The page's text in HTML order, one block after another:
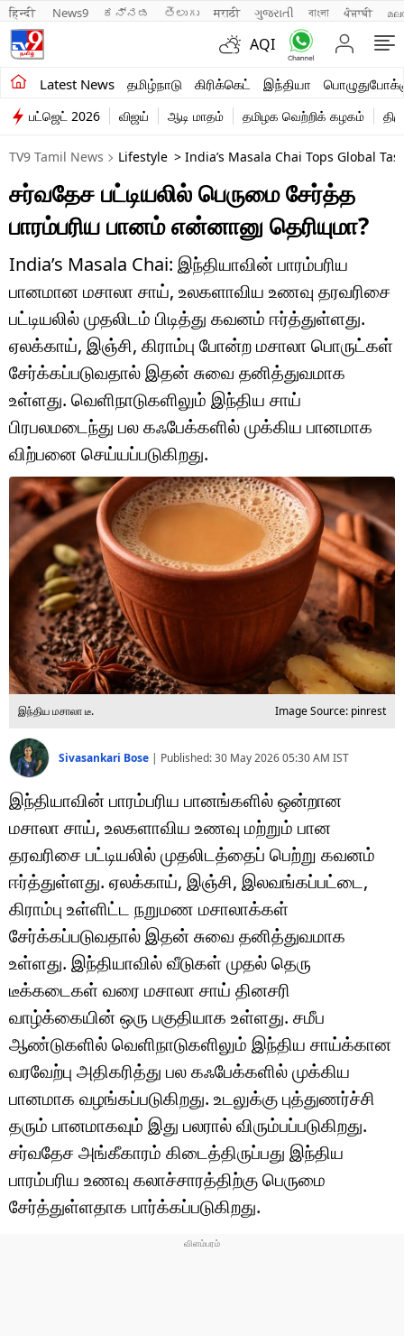
हिन्दी News9 ಕನ್ನಡ తెలుగు मराठी ગુજરાતી বাংলা ਪੰਜਾਬੀ
AQI
Latest News தமிழ்நாடு கிரிக்கெட் இந்தியா
சமீபத்திய செய்திகள்
தமிழ்நாடு
இந்தியா
உலகம்
விளையாட்டு
பொழுதுபோக்கு
லைஃப்ஸ்டைல்
வணிகம்
டெக்னாலஜி
ஆன்மீகம்
வைரல்
ஹெஃல்த்
ஷார்ட் வீடியோஸ்
வலை கதைகள்
போட்டோ கேலரி
பட்ஜெட் 2026 விஜய் ஆடி மாதம் தமிழக வெற்றிக் கழகம்
TV9 Tamil News Lifestyle > India’s Masala Chai Tops Global
சர்வதேச பட்டியலில் பெருமை சேர்த்த
பாரம்பரிய பானம் என்னானு தெரியுமா?
India’s Masala Chai: இந்தியாவின் பாரம்பரிய
பானமான மசாலா சாய், உலகளாவிய உணவு தரவரிசை
பட்டியலில் முதலிடம் பிடித்து கவனம் ஈர்த்துள்ளது.
ஏலக்காய், இஞ்சி, கிராம்பு போன்ற மசாலா பொருட்கள்
சேர்க்கப்படுவதால் இதன் சுவை தனித்துவமாக
உள்ளது. வெளிநாடுகளிலும் இந்திய சாய்
பிரபலமடைந்து பல கஃபேக்களில் முக்கிய பானமாக
விற்பனை செய்யப்படுகிறது.
இந்திய மசாலா டீ. Image Source: pinrest
Sivasankari Bose | Published:30 May 2026 05:30 AM IST
இந்தியாவின் பாரம்பரிய பானங்களில் ஒன்றான
மசாலா சாய், உலகளாவிய உணவு மற்றும் பான
தரவரிசை பட்டியலில் முதலிடத்தைப் பெற்று கவனம்
ஈர்த்துள்ளது. ஏலக்காய், இஞ்சி, இலவங்கப்பட்டை,
கிராம்பு உள்ளிட்ட நறுமண மசாலாக்கள்
சேர்க்கப்படுவதால் இதன் சுவை தனித்துவமாக
உள்ளது. இந்தியாவில் வீடுகள் முதல் தெரு
டீக்கடைகள் வரை மசாலா சாய் தினசரி
வாழ்க்கையின் ஒரு பகுதியாக உள்ளது. சமீப
ஆண்டுகளில் வெளிநாடுகளிலும் இந்திய சாய்க்கான
வரவேற்பு அதிகரித்து பல கஃபேக்களில் முக்கிய
பானமாக வழங்கப்படுகிறது. உடலுக்கு புத்துணர்ச்சி
தரும் பானமாகவும் இது பலரால் விரும்பப்படுகிறது.
சர்வதேச அங்கீகாரம் கிடைத்திருப்பது இந்திய
பாரம்பரிய உணவு கலாச்சாரத்திற்கு பெருமை
சேர்த்துள்ளதாக பார்க்கப்படுகிறது.